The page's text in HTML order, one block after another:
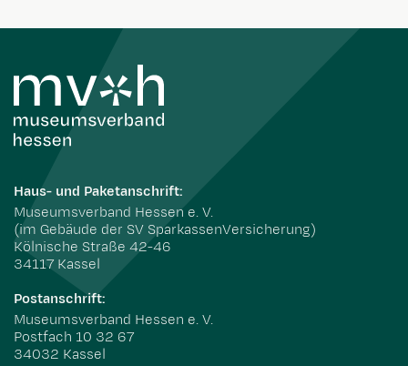
Haus- und Paketanschrift:
Museumsverband Hessen e. V.
(im Gebäude der SV SparkassenVersicherung)
Kölnische Straße 42-46
34117 Kassel
Postanschrift:
Museumsverband Hessen e. V.
Postfach 10 32 67
34032 Kassel